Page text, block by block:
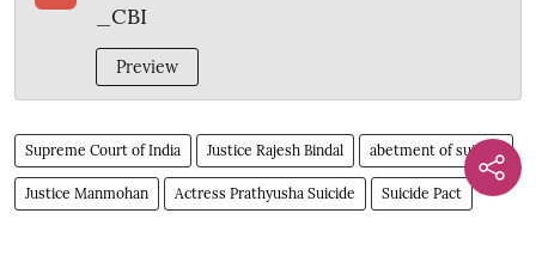
_CBI
Preview
Supreme Court of India Justice Rajesh Bindal abetment of suicide
Justice Manmohan Actress Prathyusha Suicide Suicide Pact